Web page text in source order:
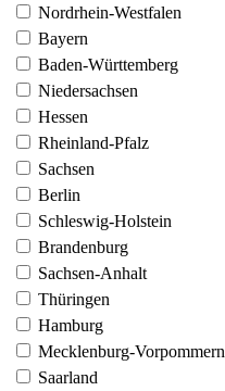
Nordrhein-Westfalen
Bayern
Baden-Württemberg
Niedersachsen
Hessen
Rheinland-Pfalz
Sachsen
Berlin
Schleswig-Holstein
Brandenburg
Sachsen-Anhalt
Thüringen
Hamburg
Mecklenburg-Vorpommern
Saarland